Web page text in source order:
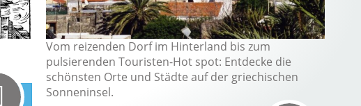
Vom reizenden Dorf im Hinterland bis zum
pulsierenden Touristen-Hot spot: Entdecke die
schönsten Orte und Städte auf der griechischen
Sonneninsel.